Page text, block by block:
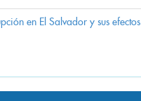
en El Salvador y sus efectos